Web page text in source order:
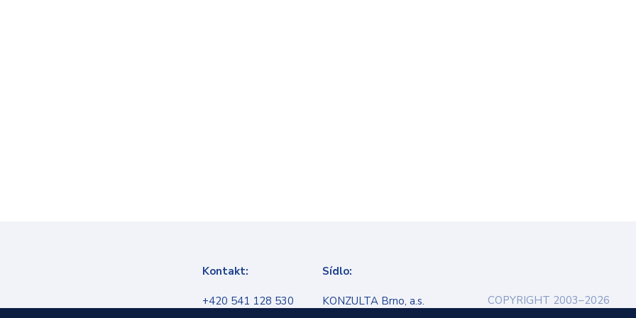
COPYRIGHT 2003–2026
Sídlo:
KONZULTA Brno, a.s.
Kontakt:
+420 541 128 530